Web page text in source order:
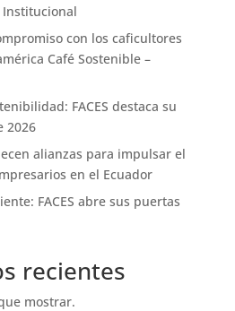
Institucional
con los caficultores
Café Sostenible –
FACES destaca su
2026
alianzas para impulsar el
en el Ecuador
FACES abre sus puertas
recientes
mostrar.